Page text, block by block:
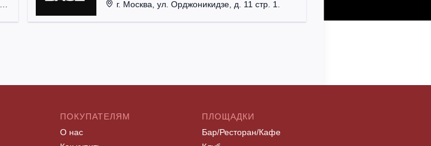
г. Москва, ул. Орджоникидзе, д. 11 стр. 1.
ПОКУПАТЕЛЯМ
О нас
ПЛОЩАДКИ
Бар/Ресторан/Кафе